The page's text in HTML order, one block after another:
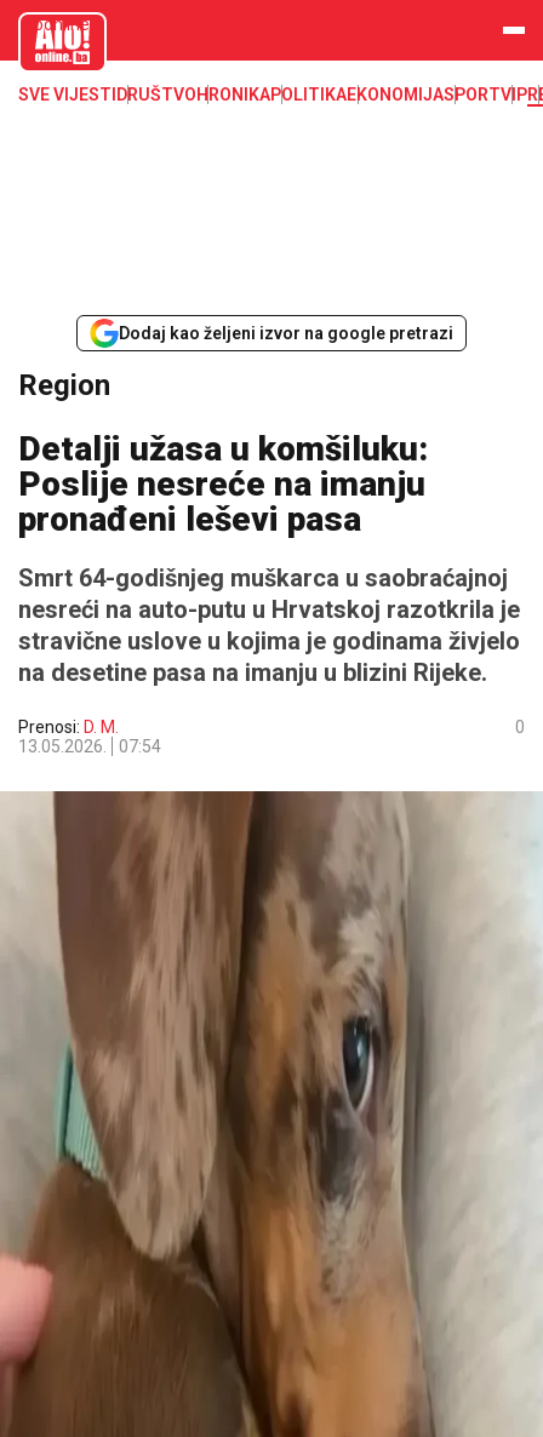
aloonline.b
SVE VIJESTI DRUŠTVOHRONIKAPOLITIKAEKONOMIJASPORTVIP
Dodaj kao željeni izvor na google pretrazi
Region
Detalji užasa u komšiluku:
Poslije nesreće na imanju
pronađeni leševi pasa
Smrt 64-godišnjeg muškarca u saobraćajnoj
nesreći na auto-putu u Hrvatskoj razotkrila je
stravične uslove u kojima je godinama živjelo
na desetine pasa na imanju u blizini Rijeke.
Prenosi: D. M.
13.05.2026.
07:54
0